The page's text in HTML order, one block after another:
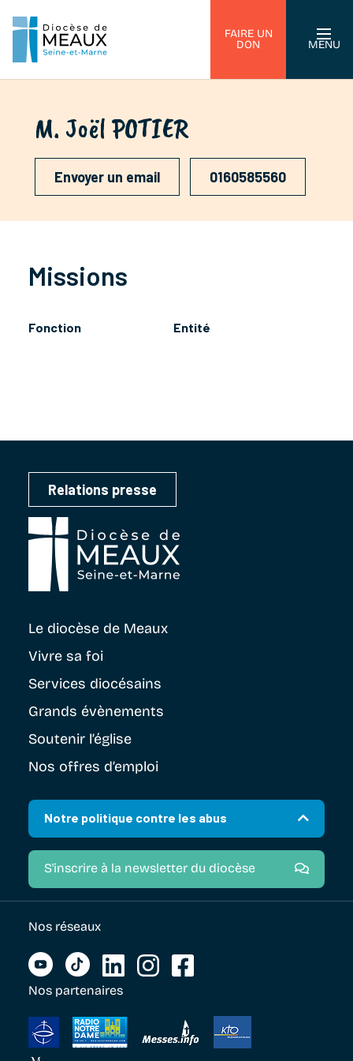
FAIRE UN
DON
MENU
M. Joël POTIER
Envoyer un email 0160585560
Missions
Fonction Entité
Relations presse
Le diocèse de Meaux
Vivre sa foi
Services diocésains
Grands évènements
Soutenir l’église
Nos offres d’emploi
Notre politique contre les abus
S'inscrire à la newsletter du diocèse
Nos réseaux
Nos partenaires